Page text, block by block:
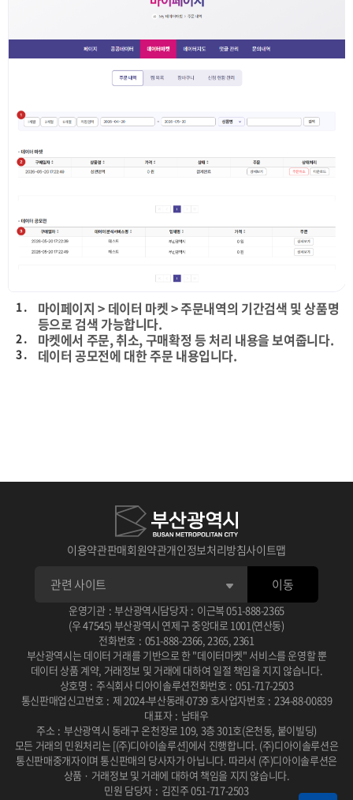
1 .
마이페이지 > 데이터 마켓 > 주문내역의 기간검색 및 상품명
등으로 검색 가능합니다.
2 . 마켓에서 주문, 취소, 구매확정 등 처리 내용을 보여줍니다.
3 . 데이터 공모전에 대한 주문 내용입니다.
판매 가능한 공급자가 되려면
판매자 신청이 완료되면공급자 자격을 획득!
공급자 관리 메뉴에서 상품 등록 신청이 가능
상품 등록 신청 후승인 절차 확인!
수요자가 맞춤형 신청하면
공급자가 답변 완료 후수요자에게 알림, 답변 확인 후 승인, 반려
승인, 반려 처리 후 공급자에게 알림 전자계약 링크 생성 후 수요자에게 알림
수요자가 서명 후 공급자에게 알림공급자가 확인
수요자가 분석 서비스 신청하면
관리자가 승인, 반려처리 후공급자 전체에게 알림
승인 시 시작일에 맞춰 진행중 종료일에 맞춰 심사중으로 바뀜
공급자가 참여수요자가 순위 결정 심사 및 상금 결제
이용약관판매회원약관개인정보처리방침사이트맵
운영기관 : 부산광역시담당자 : 이근복051-888-2365
(우 47545) 부산광역시 연제구 중앙대로 1001(연산동)
전화번호 : 051-888-2366, 2365, 2361
부산광역시는 데이터 거래를 기반으로 한 "데이터마켓" 서비스를 운영할 뿐
데이터 상품 계약, 거래정보 및 거래에 대하여 일절 책임을 지지 않습니다.
상호명 : 주식회사 디아이솔루션전화번호 : 051-717-2503
통신판매업신고번호 : 제 2024-부산동래-0739 호사업자번호 : 234-88-00839
대표자 : 남태우
주소 : 부산광역시 동래구 온천장로 109, 3층 301호(온천동, 붙이빌딩)
모든 거래의 민원처리는 [(주)디아이솔루션]에서 진행합니다. (주)디아이솔루션은
통신판매중개자이며 통신판매의 당사자가 아닙니다. 따라서 (주)디아이솔루션은
상품 · 거래정보 및 거래에 대하여 책임을 지지 않습니다.
민원 담당자 : 김진주 051-717-2503
이동